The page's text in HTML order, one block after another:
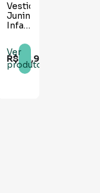
Vestido
Junino
Infantil
Aurora
R$
78 ,90
Ver
produto